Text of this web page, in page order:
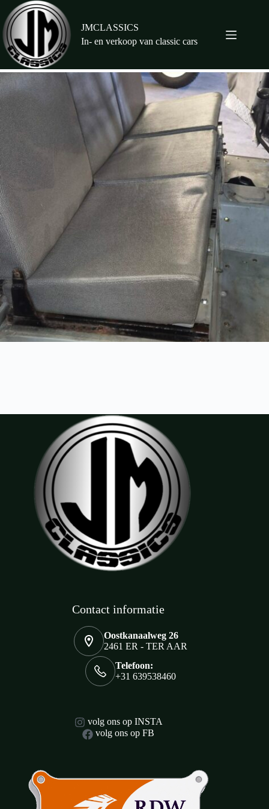
naar
de
inhoud
JMCLASSICS
In- en verkoop van classic cars
Contact informatie
Oostkanaalweg 26
2461 ER - TER AAR
Telefoon:
+31 639538460
volg ons op INSTA
volg ons op FB